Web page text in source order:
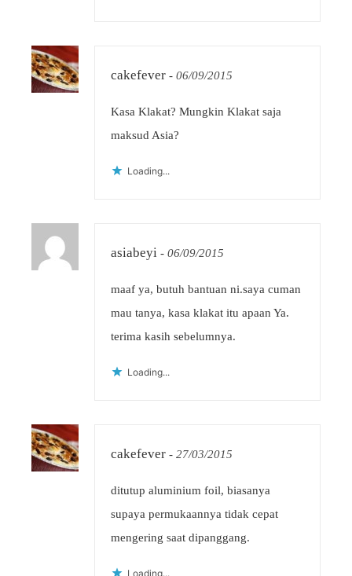
cakefever - 06/09/2015
Kasa Klakat? Mungkin Klakat saja
maksud Asia?
Loading...
asiabeyi - 06/09/2015
maaf ya, butuh bantuan ni.saya cuman
mau tanya, kasa klakat itu apaan Ya.
terima kasih sebelumnya.
Loading...
cakefever - 27/03/2015
ditutup aluminium foil, biasanya
supaya permukaannya tidak cepat
mengering saat dipanggang.
Loading...